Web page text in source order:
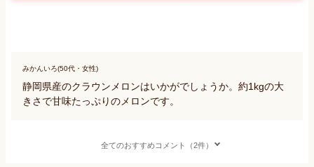
みかんいろ(50代・女性)
静岡県産のクラウンメロンはいかがでしょうか。約1kgの大
きさで甘味たっぷりのメロンです。
全てのおすすめコメント（2件）